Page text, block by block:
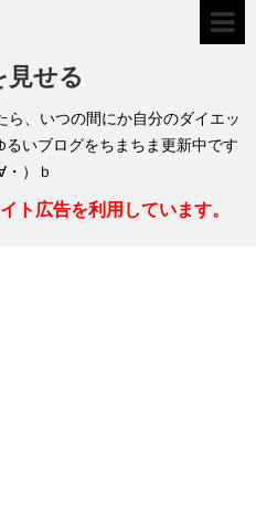
見せる
、いつの間にか自分のダイエッ
るいブログをちまちま更新中です
・）ｂ
ト広告を利用しています。